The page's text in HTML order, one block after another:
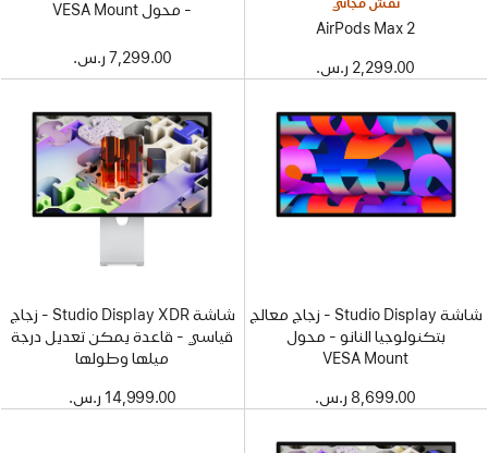
نقش مجاني
AirPods Max 2
2,299.00 ر.س.‏
- محول VESA Mount
7,299.00 ر.س.‏
شاشة Studio Display - زجاج معالج
بتكنولوجيا النانو - محول
VESA Mount
8,699.00 ر.س.‏
شاشة Studio Display XDR - زجاج
قياسي - قاعدة يمكن تعديل درجة
ميلها وطولها
14,999.00 ر.س.‏